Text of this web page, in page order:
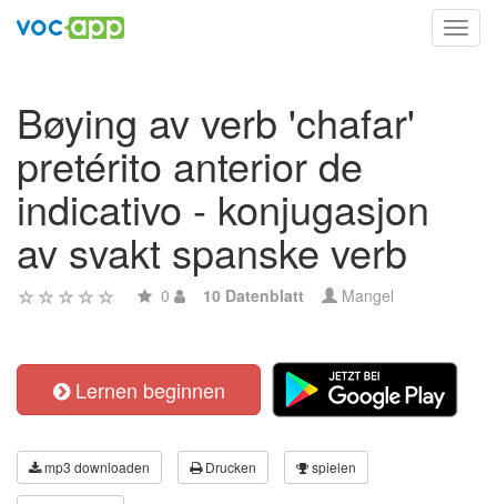
Bøying av verb 'chafar'
pretérito anterior de
indicativo - konjugasjon
av svakt spanske verb
0 10 Datenblatt Mangel
Lernen beginnen
mp3 downloaden Drucken spielen